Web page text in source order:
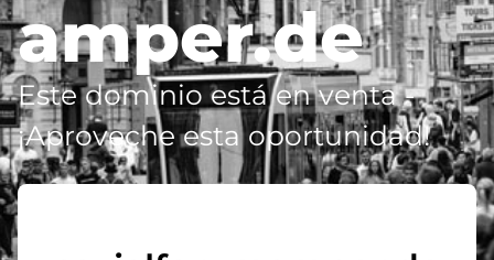
amper.de
Este dominio está en venta -
¡Aproveche esta oportunidad!